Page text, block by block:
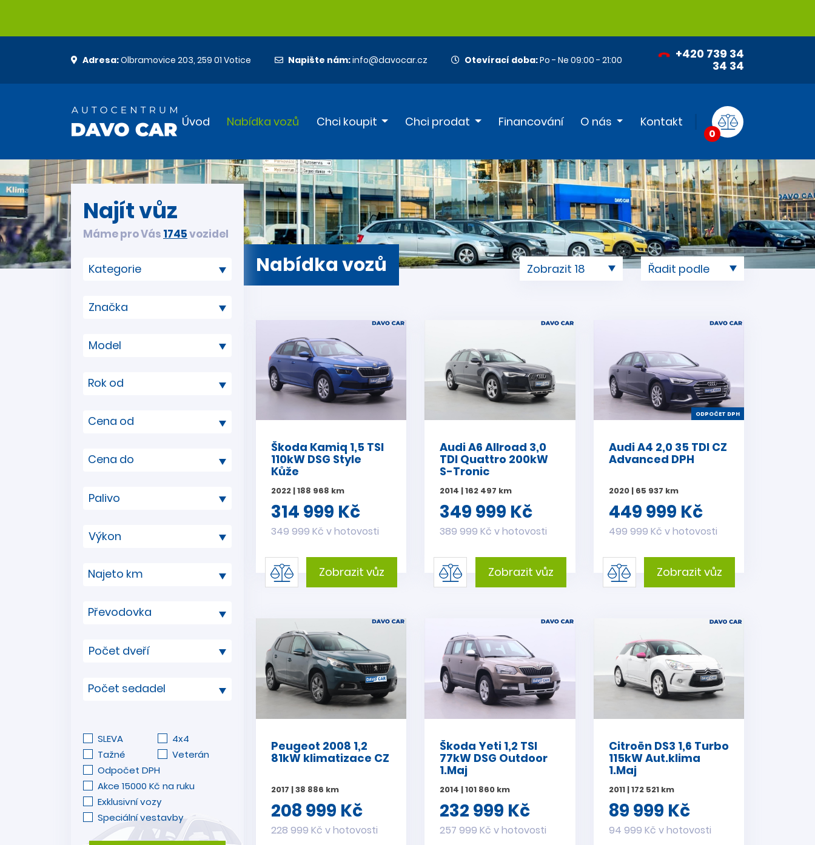
Adresa:Olbramovice 203, 259 01 Votice Napište nám:info@davocar.cz Otevírací doba:Po - Ne 09:00 - 21:00 +420 739 34
34 34
Úvod Nabídka vozů Chci koupit Chci prodat Financování O nás Kontakt
0
Nabídka vozů
Najít vůz
Máme pro Vás 1745vozidel
Rok od
Cena od
Cena do
Najeto km
Převodovka
Počet sedadel
SLEVA
4x4
Tažné
Veterán
Odpočet DPH
Akce 15000 Kč na ruku
Exklusivní vozy
Speciální vestavby
Škoda Kamiq 1,5 TSI
110kW DSG Style
Kůže
2022 | 188 968 km
314 999 Kč
349 999 Kč v hotovosti
Zobrazit vůz
Audi A6 Allroad 3,0
TDI Quattro 200kW
S-Tronic
2014 | 162 497 km
349 999 Kč
389 999 Kč v hotovosti
Zobrazit vůz
ODPOČET DPH
Audi A4 2,0 35 TDI CZ
Advanced DPH
2020 | 65 937 km
449 999 Kč
499 999 Kč v hotovosti
Zobrazit vůz
Peugeot 2008 1,2
81kW klimatizace CZ
2017 | 38 886 km
208 999 Kč
228 999 Kč v hotovosti
Škoda Yeti 1,2 TSI
77kW DSG Outdoor
1.Maj
2014 | 101 860 km
232 999 Kč
257 999 Kč v hotovosti
Citroën DS3 1,6 Turbo
115kW Aut.klima
1.Maj
2011 | 172 521 km
89 999 Kč
94 999 Kč v hotovosti